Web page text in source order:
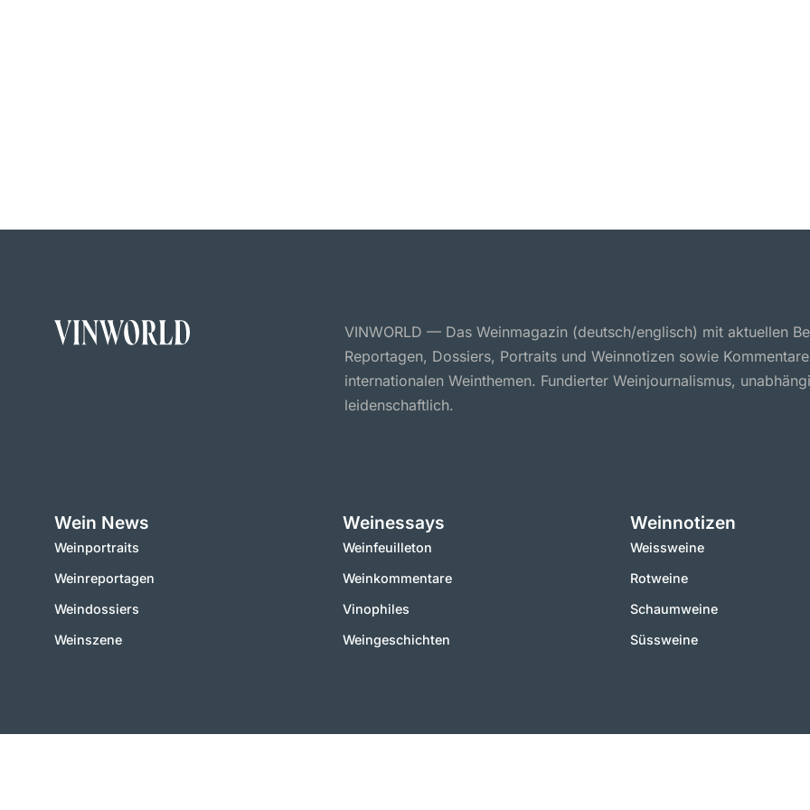
VINWORLD — Das Weinmagazin (deutsch/englisch) mit aktuellen
Reportagen, Dossiers, Portraits und Weinnotizen sowie
internationalen Weinthemen. Fundierter Weinjournalismus,
leidenschaftlich.
Wein News
Weinportraits
Weinreportagen
Weindossiers
Weinszene
Weinessays
Weinfeuilleton
Weinkommentare
Vinophiles
Weingeschichten
Weinnotizen
Weissweine
Rotweine
Schaumweine
Süssweine